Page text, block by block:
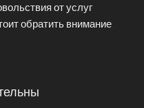
от услуг
обратить внимание